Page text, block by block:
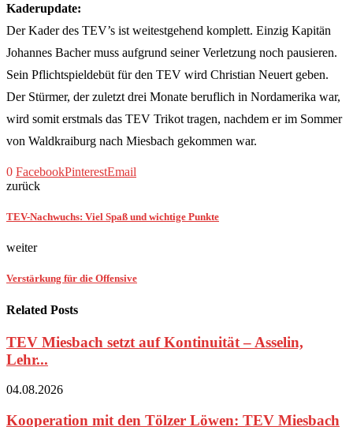
Kaderupdate:
Der Kader des TEV’s ist weitestgehend komplett. Einzig Kapitän
Johannes Bacher muss aufgrund seiner Verletzung noch pausieren.
Sein Pflichtspieldebüt für den TEV wird Christian Neuert geben.
Der Stürmer, der zuletzt drei Monate beruflich in Nordamerika war,
wird somit erstmals das TEV Trikot tragen, nachdem er im Sommer
von Waldkraiburg nach Miesbach gekommen war.
0 FacebookPinterestEmail
zurück
TEV-Nachwuchs: Viel Spaß und wichtige Punkte
weiter
Verstärkung für die Offensive
Related Posts
TEV Miesbach setzt auf Kontinuität – Asselin,
Lehr...
04.08.2026
Kooperation mit den Tölzer Löwen: TEV Miesbach